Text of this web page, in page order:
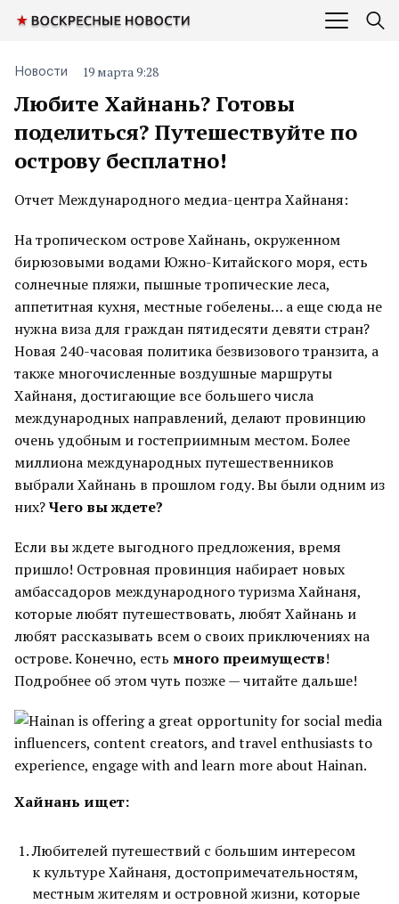
Любите Хайнань? Готовы
поделиться? Путешествуйте по
острову бесплатно!
Новости 19 марта 9:28
Отчет Международного медиа-центра Хайнаня:
На тропическом острове Хайнань, окруженном
бирюзовыми водами Южно-Китайского моря, есть
солнечные пляжи, пышные тропические леса,
аппетитная кухня, местные гобелены… а еще сюда не
нужна виза для граждан пятидесяти девяти стран?
Новая 240-часовая политика безвизового транзита, а
также многочисленные воздушные маршруты
Хайнаня, достигающие все большего числа
международных направлений, делают провинцию
очень удобным и гостеприимным местом. Более
миллиона международных путешественников
выбрали Хайнань в прошлом году. Вы были одним из
них?Чего вы ждете?
Если вы ждете выгодного предложения, время
пришло! Островная провинция набирает новых
амбассадоров международного туризма Хайнаня,
которые любят путешествовать, любят Хайнань и
любят рассказывать всем о своих приключениях на
острове. Конечно, есть много преимуществ!
Подробнее об этом чуть позже — читайте дальше!
Хайнань ищет:
Любителей путешествий с большим интересом
к культуре Хайнаня, достопримечательностям,
местным жителям и островной жизни, которые